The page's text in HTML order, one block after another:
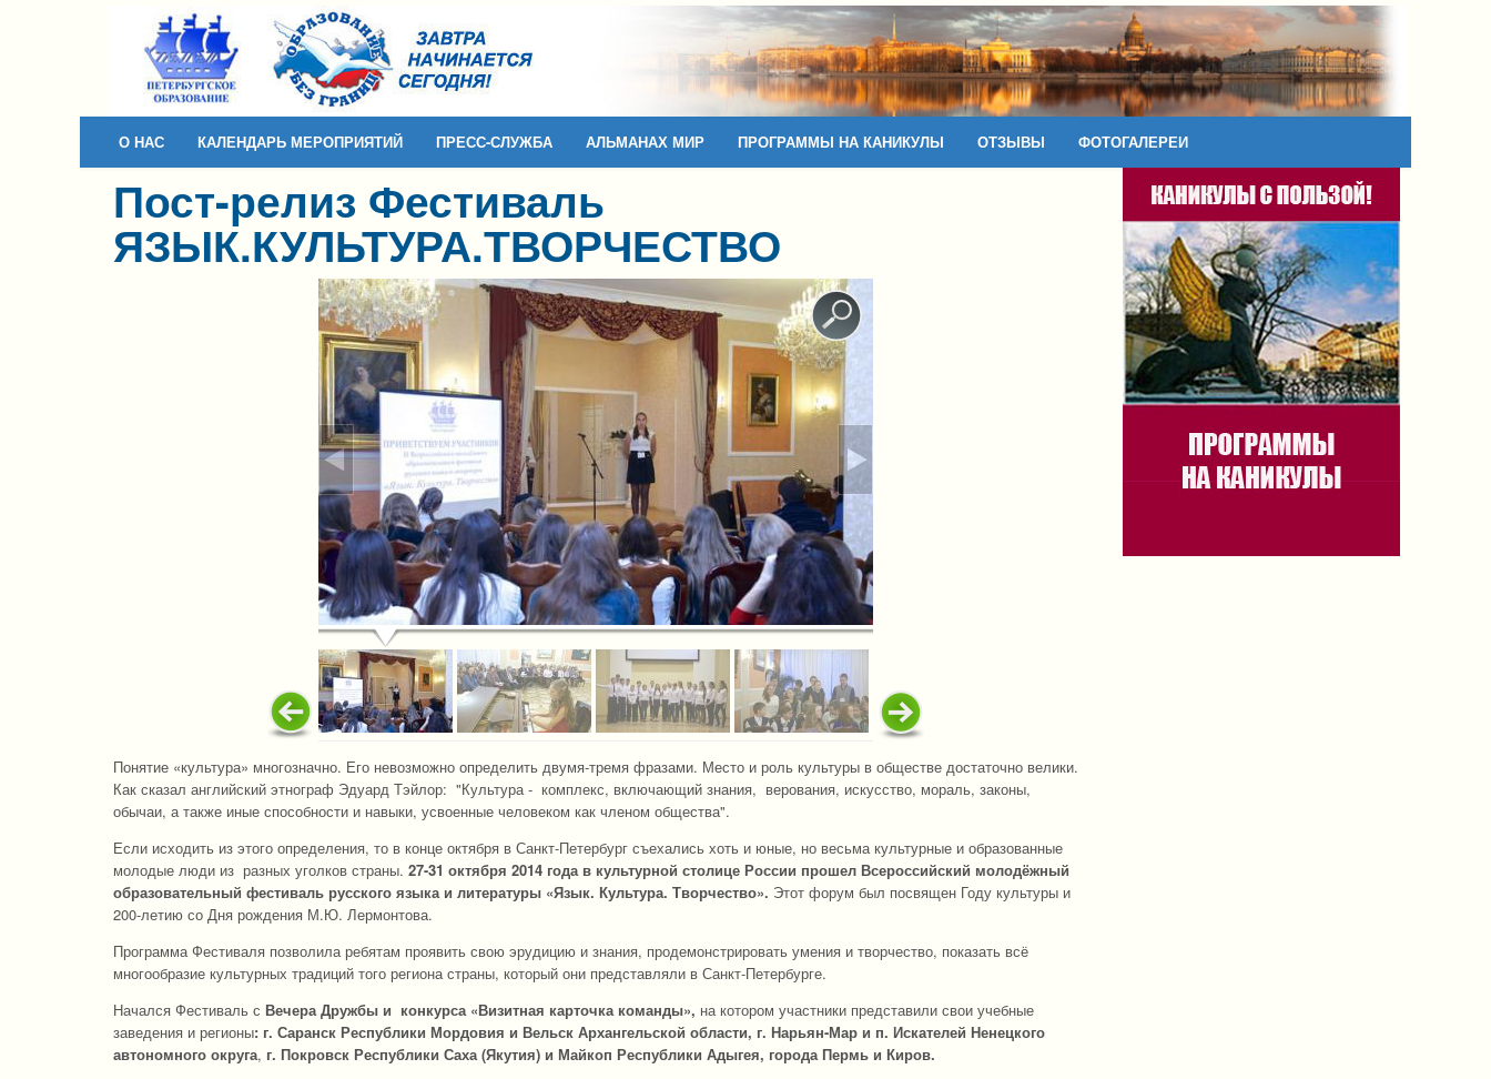
О НАС КАЛЕНДАРЬ МЕРОПРИЯТИЙ ПРЕСС-СЛУЖБА АЛЬМАНАХ МИР ПРОГРАММЫ НА КАНИКУЛЫ ОТЗЫВЫ ФОТОГАЛЕРЕИ
Пост-релиз Фестиваль
ЯЗЫК.КУЛЬТУРА.ТВОРЧЕСТВО
Понятие «культура» многозначно. Его невозможно определить двумя-тремя фразами. Место и роль культуры в обществе достаточно велики.
Как сказал английский этнограф Эдуард Тэйлор: "Культура - комплекс, включающий знания, верования, искусство, мораль, законы,
обычаи, а также иные способности и навыки, усвоенные человеком как членом общества".
Если исходить из этого определения, то в конце октября в Санкт-Петербург съехались хоть и юные, но весьма культурные и образованные
молодые люди из разных уголков страны. 27-31 октября 2014 года в культурной столице России прошел Всероссийский молодёжный
образовательный фестиваль русского языка и литературы «Язык. Культура. Творчество». Этот форум был посвящен Году культуры и
200-летию со Дня рождения М.Ю. Лермонтова.
Программа Фестиваля позволила ребятам проявить свою эрудицию и знания, продемонстрировать умения и творчество, показать всё
многообразие культурных традиций того региона страны, который они представляли в Санкт-Петербурге.
Начался Фестиваль с Вечера Дружбы и конкурса «Визитная карточка команды», на котором участники представили свои учебные
заведения и регионы: г. Саранск Республики Мордовия и Вельск Архангельской области, г. Нарьян-Мар и п. Искателей Ненецкого
автономного округа, г. Покровск Республики Саха (Якутия) и Майкоп Республики Адыгея, города Пермь и Киров.